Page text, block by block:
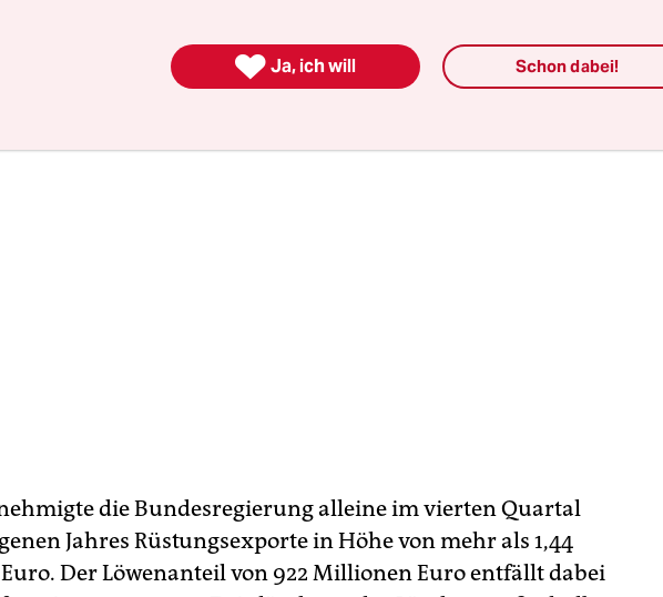
die Bundesregierung alleine im vierten Quartal
Jahres Rüstungsexporte in Höhe von mehr als 1,44
Der Löwenanteil von 922 Millionen Euro entfällt dabei
 Ja, ich will Schon dabei!